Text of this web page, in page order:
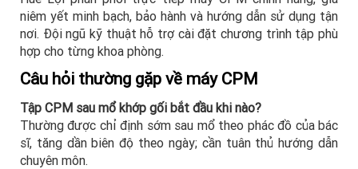
niêm yết minh bạch, bảo hành và hướng dẫn sử dụng tận
nơi. Đội ngũ kỹ thuật hỗ trợ cài đặt chương trình tập phù
hợp cho từng khoa phòng.
Câu hỏi thường gặp về máy CPM
Tập CPM sau mổ khớp gối bắt đầu khi nào?
Thường được chỉ định sớm sau mổ theo phác đồ của bác
sĩ, tăng dần biên độ theo ngày; cần tuân thủ hướng dẫn
chuyên môn.